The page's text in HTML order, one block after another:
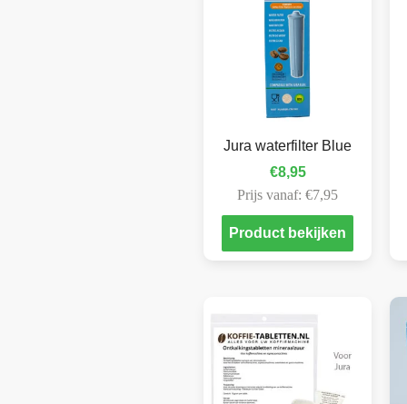
Jura waterfilter Blue
€8,95
Prijs vanaf: €7,95
Product bekijken